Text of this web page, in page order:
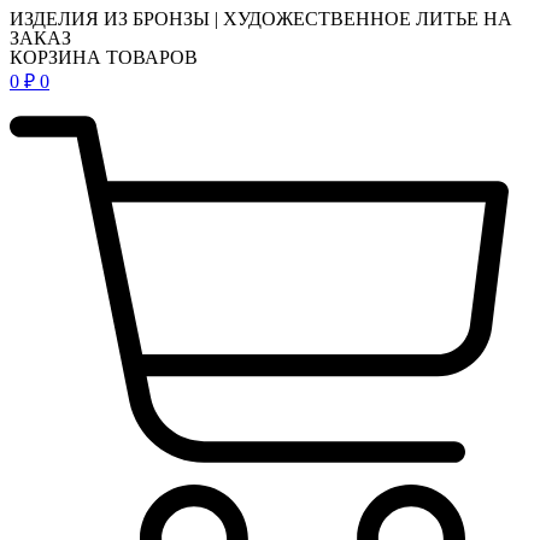
ИЗДЕЛИЯ ИЗ БРОНЗЫ | ХУДОЖЕСТВЕННОЕ ЛИТЬЕ НА
ЗАКАЗ
КОРЗИНА ТОВАРОВ
0 ₽ 0